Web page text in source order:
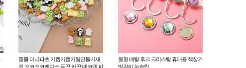
동물 미니파츠 키캡키캡키링만들기재
료 포코포코케이스 폰꾸 키꾸 데코덴 파
원형 메탈 후크 크리스탈 휴대용 책상가
방걸이 논슬립